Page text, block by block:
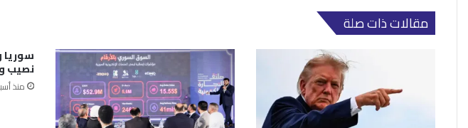
مقالات ذات صلة
سوريا
نصيب
منذ